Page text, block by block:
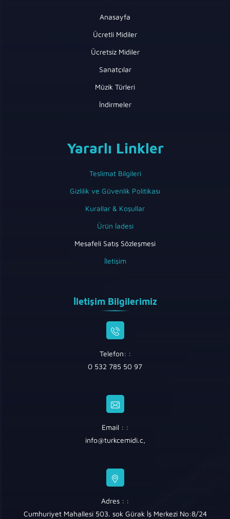
Anasayfa
Ücretli Midiler
Ücretsiz Midiler
Sanatçılar
Müzik Türleri
İndirmeler
Yararlı Linkler
Teslimat Bilgileri
Gizlilik ve Güvenlik Politikası
Kurallar & Koşullar
Ürün İadesi
Mesafeli Satış Sözleşmesi
İletişim
İletişim Bilgilerimiz
Telefon: :
0 532 785 50 97
Email : :
info@turkcemidi.c,
Adres : :
Cumhuriyet Mahallesi 503. sok Gürak İş Merkezi No:8/24